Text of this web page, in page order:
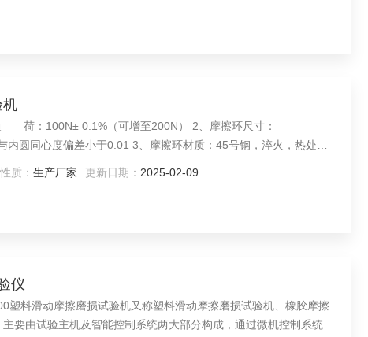
机
荷：100N± 0.1%（可增至200N） 2、摩擦环尺寸：
圆同心度偏差小于0.01 3、摩擦环材质：45号钢，淬火，热处理
质： 生产厂家 更新日期： 2025-02-09
仪
塑料滑动摩擦磨损试验机又称塑料滑动摩擦磨损试验机、橡胶摩擦
要由试验主机及智能控制系统两大部分构成，通过微机控制系统进